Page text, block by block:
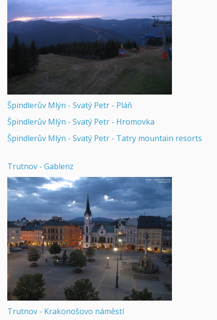
Špindlerův Mlýn - Svatý Petr - Pláň
Špindlerův Mlýn - Svatý Petr - Hromovka
Špindlerův Mlýn - Svatý Petr - Tatry mountain resorts
Trutnov - Gablenz
Trutnov - Krakonošovo náměstí